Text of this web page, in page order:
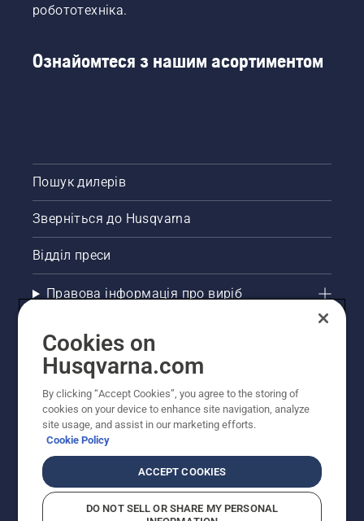
робототехніка.
Ознайомтеся з нашим асортиментом
Пошук дилерів
Зверніться до Husqvarna
Відділ преси
Правова інформація про виріб
Інші сайти Husqvarna
Рекомендовані інтернет-магазини
Cookies on
Husqvarna.com
By clicking “Accept Cookies”, you agree to the storing of
cookies on your device to enhance site navigation, analyze
site usage, and assist in our marketing efforts.
Cookie Policy
ACCEPT COOKIES
DO NOT SELL OR SHARE MY PERSONAL